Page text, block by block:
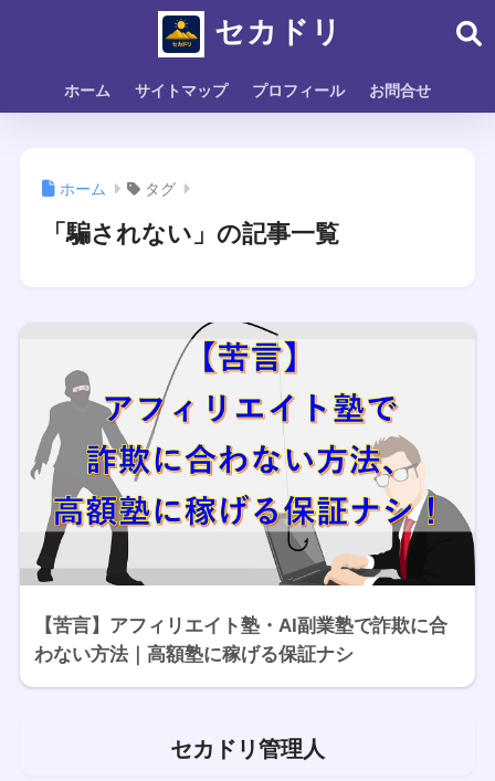
セカドリ
ホーム サイトマップ プロフィール お問合せ
ホーム タグ
「騙されない」の記事一覧
【苦言】アフィリエイト塾・AI副業塾で詐欺に合
わない方法｜高額塾に稼げる保証ナシ
セカドリ管理人